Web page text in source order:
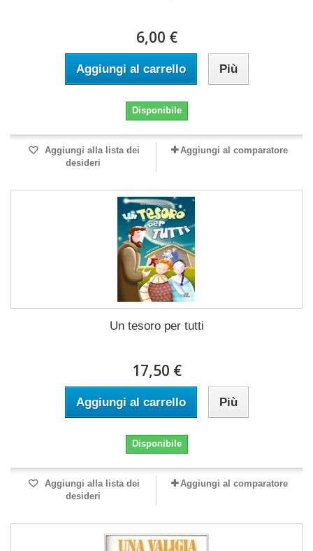
6,00 €
Aggiungi al carrello Più
Disponibile
Aggiungi alla lista dei
desideri
Aggiungi al comparatore
Un tesoro per tutti
17,50 €
Aggiungi al carrello Più
Disponibile
Aggiungi alla lista dei
desideri
Aggiungi al comparatore